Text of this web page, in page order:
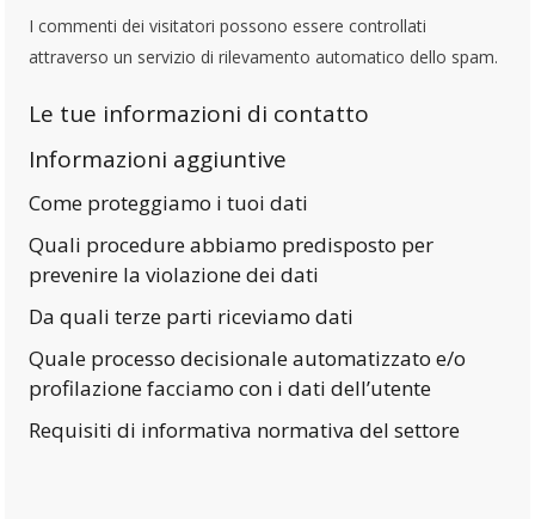
I commenti dei visitatori possono essere controllati
attraverso un servizio di rilevamento automatico dello spam.
Le tue informazioni di contatto
Informazioni aggiuntive
Come proteggiamo i tuoi dati
Quali procedure abbiamo predisposto per
prevenire la violazione dei dati
Da quali terze parti riceviamo dati
Quale processo decisionale automatizzato e/o
profilazione facciamo con i dati dell’utente
Requisiti di informativa normativa del settore